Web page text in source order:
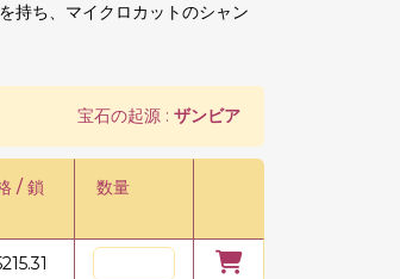
持ち、マイクロカットのシャン
宝石の起源 : ザンビア
/ 鎖 数量